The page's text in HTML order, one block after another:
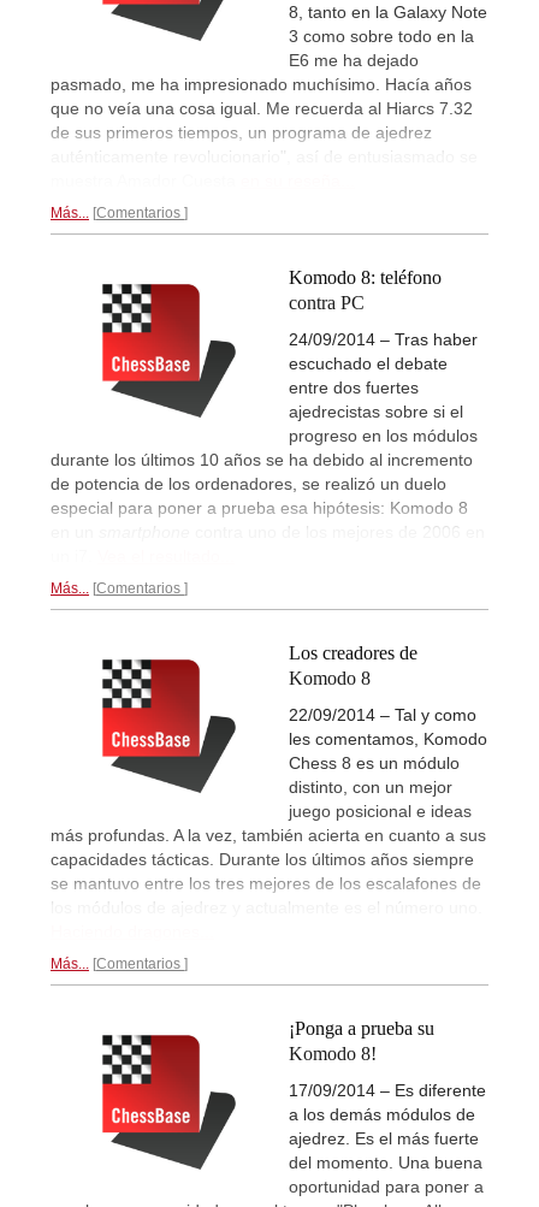
8, tanto en la Galaxy Note
3 como sobre todo en la
E6 me ha dejado
pasmado, me ha impresionado muchísimo. Hacía años
que no veía una cosa igual. Me recuerda al Hiarcs 7.32
de sus primeros tiempos, un programa de ajedrez
auténticamente revolucionario", así de entusiasmado se
Más... Comentarios
Komodo 8: teléfono
contra PC
24/09/2014 – Tras haber
escuchado el debate
entre dos fuertes
ajedrecistas sobre si el
progreso en los módulos
durante los últimos 10 años se ha debido al incremento
de potencia de los ordenadores, se realizó un duelo
especial para poner a prueba esa hipótesis: Komodo 8
smartphone
contra uno de los mejores de 2006 en
Más... Comentarios
Los creadores de
Komodo 8
22/09/2014 – Tal y como
les comentamos, Komodo
Chess 8 es un módulo
distinto, con un mejor
juego posicional e ideas
más profundas. A la vez, también acierta en cuanto a sus
capacidades tácticas. Durante los últimos años siempre
se mantuvo entre los tres mejores de los escalafones de
los módulos de ajedrez y actualmente es el número uno.
Más... Comentarios
¡Ponga a prueba su
Komodo 8!
17/09/2014 – Es diferente
a los demás módulos de
ajedrez. Es el más fuerte
del momento. Una buena
oportunidad para poner a